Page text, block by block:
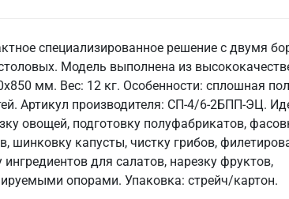
специализированное решение с двумя
Модель выполнена из
мм. Вес: 12 кг. Особенности: сплошная
Артикул производителя: СП-4/6-2БПП-ЭЦ.
овощей, подготовку полуфабрикатов,
шинковку капусты, чистку грибов,
для салатов, нарезку фруктов,
опорами. Упаковка: стрейч/картон.